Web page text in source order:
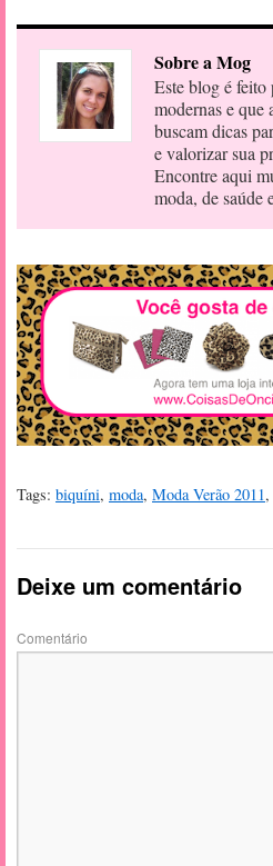
Sobre a Mog
Este blog é feito
modernas e que
buscam dicas
e valorizar sua
Encontre aqui
moda, de saúde
Tags: biquíni, moda, Moda Verão 2011,
Deixe um comentário
Comentário